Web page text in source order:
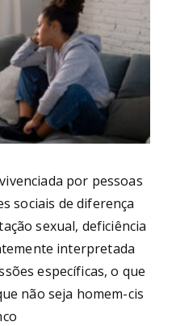
por pessoas
sociais de diferença
sexual, deficiência
interpretada
específicas, o que
não seja homem-cis